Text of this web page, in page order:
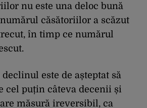
nu este una deloc bună
căsătoriilor a scăzut
în timp ce numărul
este de așteptat să
cel puțin câteva decenii și
măsură ireversibil, ca